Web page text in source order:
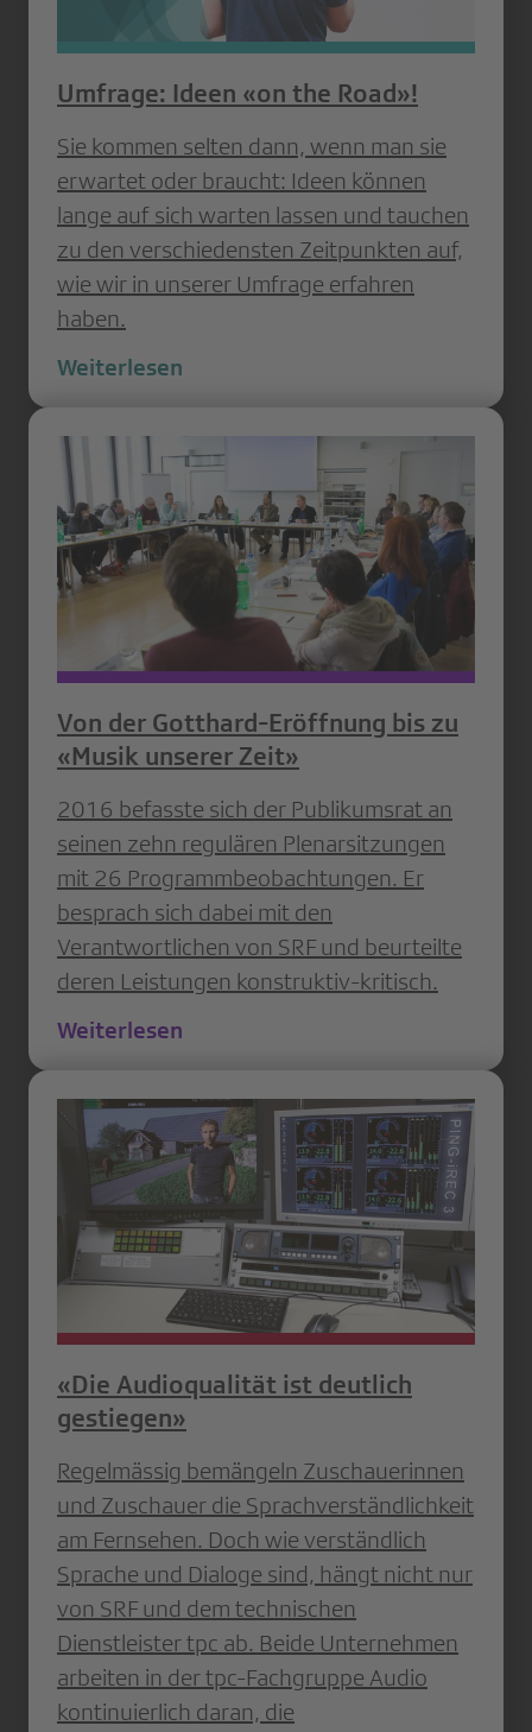
Umfrage: Ideen «on the Road»!
Sie kommen selten dann, wenn man sie
erwartet oder braucht: Ideen können
lange auf sich warten lassen und tauchen
zu den verschiedensten Zeitpunkten auf,
wie wir in unserer Umfrage erfahren
haben.
Weiterlesen
Von der Gotthard-Eröffnung bis zu
«Musik unserer Zeit»
2016 befasste sich der Publikumsrat an
seinen zehn regulären Plenarsitzungen
mit 26 Programmbeobachtungen. Er
besprach sich dabei mit den
Verantwortlichen von SRF und beurteilte
deren Leistungen konstruktiv-kritisch.
Weiterlesen
«Die Audioqualität ist deutlich
gestiegen»
Regelmässig bemängeln Zuschauerinnen
und Zuschauer die Sprachverständlichkeit
am Fernsehen. Doch wie verständlich
Sprache und Dialoge sind, hängt nicht nur
von SRF und dem technischen
Dienstleister tpc ab. Beide Unternehmen
arbeiten in der tpc-Fachgruppe Audio
kontinuierlich daran, die